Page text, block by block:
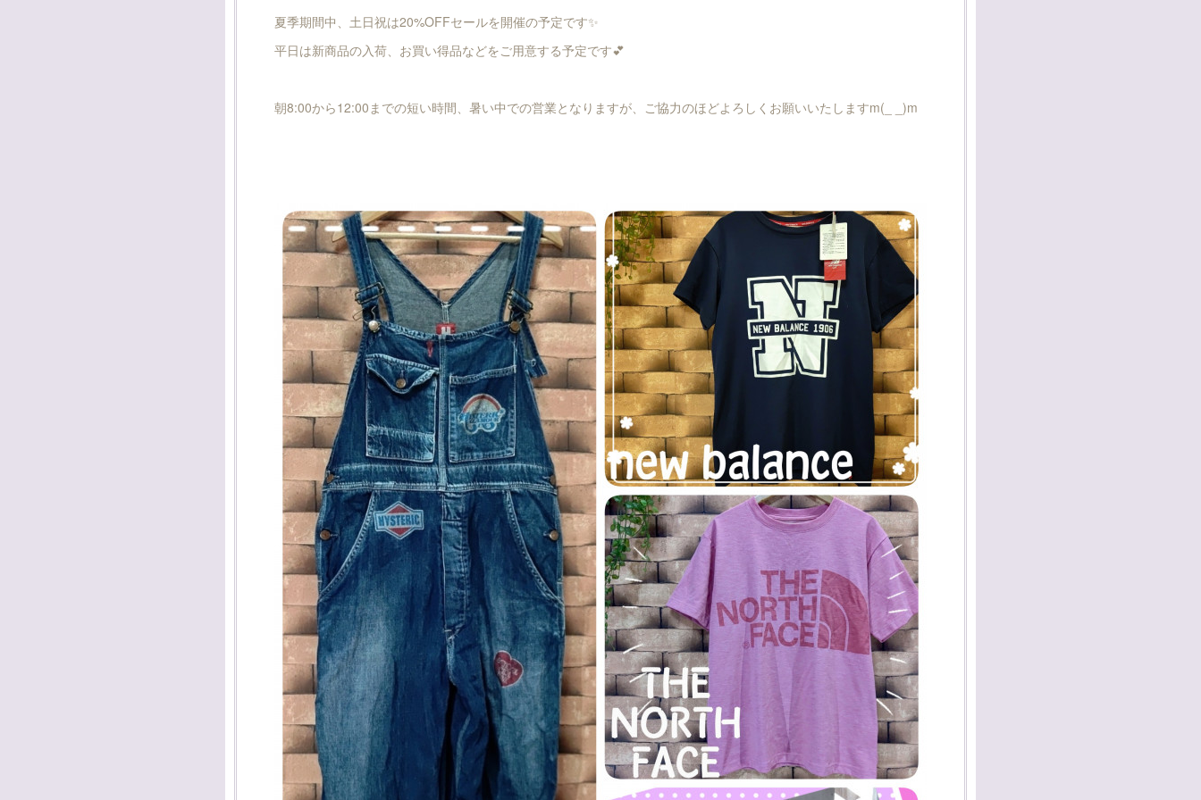
夏季期間中、土日祝は20%OFFセールを開催の予定です✨
平日は新商品の入荷、お買い得品などをご用意する予定です💕
朝8:00から12:00までの短い時間、暑い中での営業となりますが、ご協力のほどよろしくお願いいたしますm(_ _)m